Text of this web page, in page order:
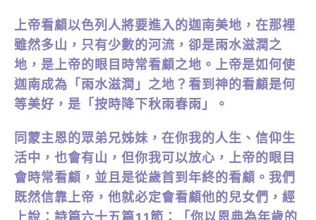
上帝看顧以色列人將要進入的迦南美地，在那裡
雖然多山，只有少數的河流，卻是雨水滋潤之
地，是上帝的眼目時常看顧之地。上帝是如何使
迦南成為「雨水滋潤」之地？看到神的看顧是何
等美好，是「按時降下秋雨春雨」。
同蒙主恩的眾弟兄姊妹，在你我的人生、信仰生
活中，也會有山，但你我可以放心，上帝的眼目
會時常看顧，並且是從歲首到年終的看顧。我們
既然信靠上帝，他就必定會看顧他的兒女們，經
上說：詩篇六十五篇11節：「你以恩典為年歲的